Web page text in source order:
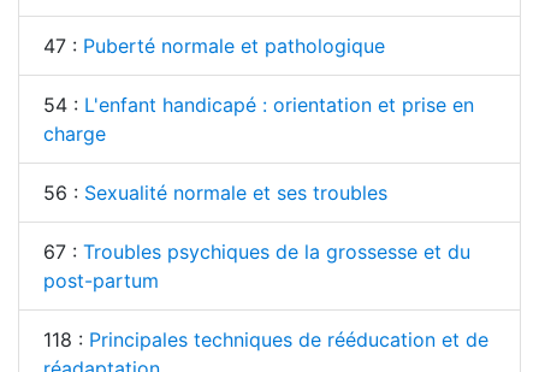
47 : Puberté normale et pathologique
54 : L'enfant handicapé : orientation et prise en
charge
56 : Sexualité normale et ses troubles
67 : Troubles psychiques de la grossesse et du
post-partum
118 : Principales techniques de rééducation et de